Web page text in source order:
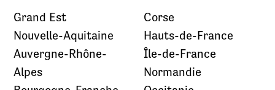
Grand Est
Nouvelle-Aquitaine
Auvergne-Rhône-
Alpes
Corse
Hauts-de-France
Île-de-France
Normandie